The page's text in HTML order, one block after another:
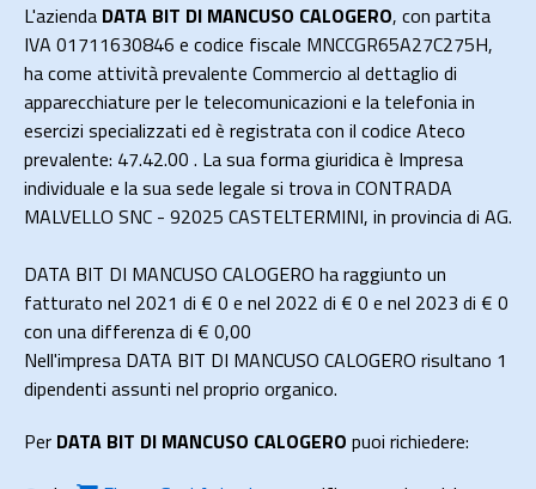
L'azienda DATA BIT DI MANCUSO CALOGERO, con partita
IVA 01711630846 e codice fiscale MNCCGR65A27C275H,
ha come attività prevalente Commercio al dettaglio di
apparecchiature per le telecomunicazioni e la telefonia in
esercizi specializzati ed è registrata con il codice Ateco
prevalente: 47.42.00 . La sua forma giuridica è Impresa
individuale e la sua sede legale si trova in CONTRADA
MALVELLO SNC - 92025 CASTELTERMINI, in provincia di AG.
DATA BIT DI MANCUSO CALOGERO ha raggiunto un
fatturato nel 2021 di € 0 e nel 2022 di € 0 e nel 2023 di € 0
con una differenza di € 0,00
Nell'impresa DATA BIT DI MANCUSO CALOGERO risultano 1
dipendenti assunti nel proprio organico.
Per DATA BIT DI MANCUSO CALOGERO puoi richiedere: